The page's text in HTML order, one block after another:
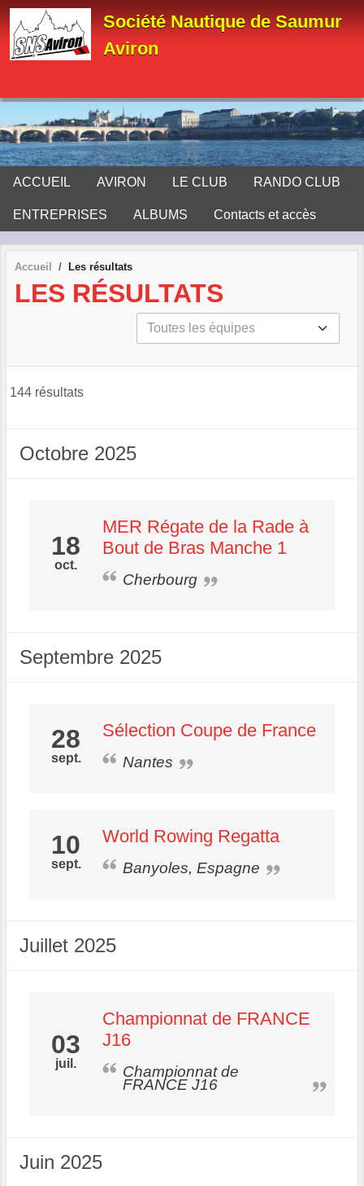
Société Nautique de Saumur
Aviron
ACCUEIL AVIRON LE CLUB RANDO CLUB
ENTREPRISES ALBUMS Contacts et accès
Accueil Les résultats
LES RÉSULTATS
144 résultats
Octobre 2025
18
oct.
MER Régate de la Rade à
Bout de Bras Manche 1
Cherbourg
Septembre 2025
28
sept.
Sélection Coupe de France
Nantes
10
sept.
World Rowing Regatta
Banyoles, Espagne
Juillet 2025
03
juil.
Championnat de FRANCE
J16
Championnat de
FRANCE J16
Juin 2025
Panneau de gestion des cookies